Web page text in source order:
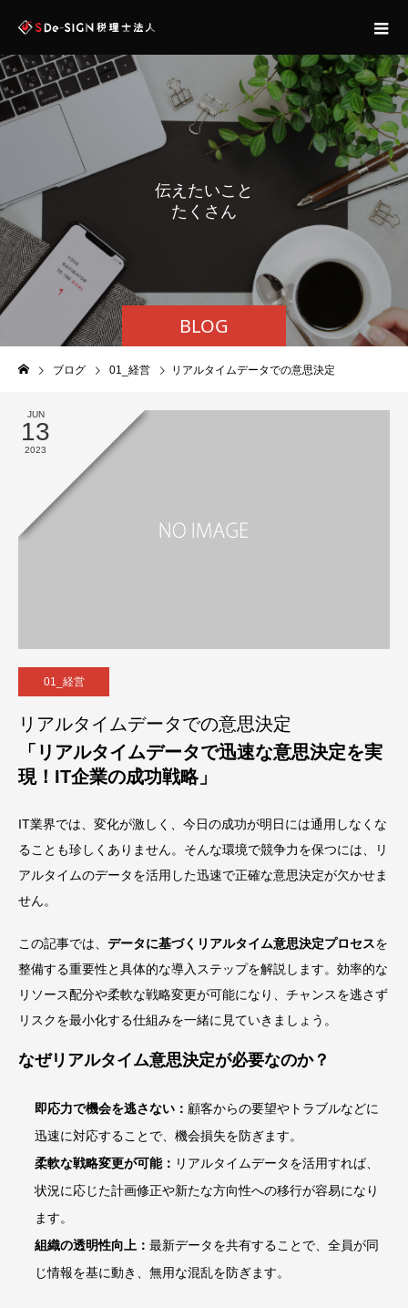
BLOG
伝え たいこ と
さ ん あ り
ブログ 01_経営 リアルタイムデータでの意思決定
JUN
13
2023
01_経営
リアルタイムデータでの意思決定
「リアルタイムデータで迅速な意思決定を実
現！IT企業の成功戦略」
IT業界では、変化が激しく、今日の成功が明日には通用しなくな
ることも珍しくありません。そんな環境で競争力を保つには、リ
アルタイムのデータを活用した迅速で正確な意思決定が欠かせま
せん。
この記事では、 データに基づくリアルタイム意思決定プロセスを
整備する重要性と具体的な導入ステップを解説します。効率的な
リソース配分や柔軟な戦略変更が可能になり、チャンスを逃さず
リスクを最小化する仕組みを一緒に見ていきましょう。
なぜリアルタイム意思決定が必要なのか？
即応力で機会を逃さない： 顧客からの要望やトラブルなどに
迅速に対応することで、機会損失を防ぎます。
柔軟な戦略変更が可能： リアルタイムデータを活用すれば、
状況に応じた計画修正や新たな方向性への移行が容易になり
ます。
組織の透明性向上：最新データを共有することで、全員が同
じ情報を基に動き、無用な混乱を防ぎます。